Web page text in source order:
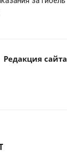
Редакция сайта